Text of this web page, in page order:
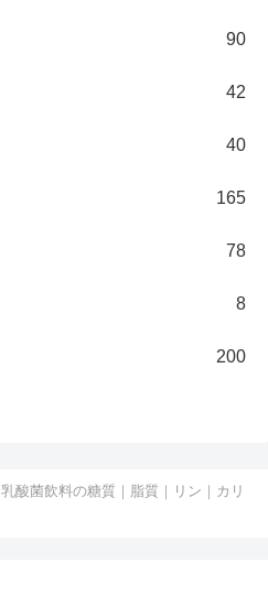
90
42
40
165
78
8
200
乳酸菌飲料の糖質｜脂質｜リン｜カリ